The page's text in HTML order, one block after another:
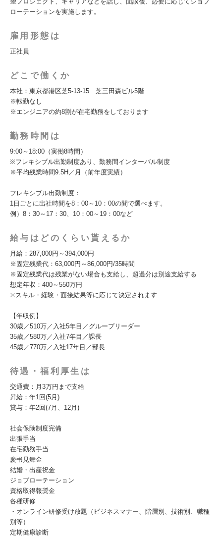
ローテーションを実施します。
雇用形態は
正社員
どこで働くか
本社：東京都港区芝5-13-15 芝三田森ビル5階
※転勤なし
※エンジニアの約8割が在宅勤務をしております
勤務時間は
9:00～18:00（実働8時間）
※フレキシブル出勤制度あり、勤務間インターバル制度
※平均残業時間9.5H／月（前年度実績）
フレキシブル出勤制度：
1日ごとに出社時間を8：00～10：00の間で選べます。
例）8：30～17：30、10：00～19：00など
給与はどのくらい貰えるか
月給：287,000円～394,000円
※固定残業代：63,000円～86,000円/35時間
※固定残業代は残業がない場合も支給し、超過分は別途支給する
想定年収：400～550万円
※スキル・経験・面接結果等に応じて決定されます
【年収例】
30歳／510万／入社5年目／グループリーダー
35歳／580万／入社7年目／課長
45歳／770万／入社17年目／部長
待遇・福利厚生は
交通費：月3万円まで支給
昇給：年1回(5月)
賞与：年2回(7月、12月)
社会保険制度完備
出張手当
在宅勤務手当
慶弔見舞金
結婚・出産祝金
ジョブローテーション
資格取得報奨金
各種研修
・オンライン研修受け放題（ビジネスマナー、階層別、技術別、職種
別等）
定期健康診断